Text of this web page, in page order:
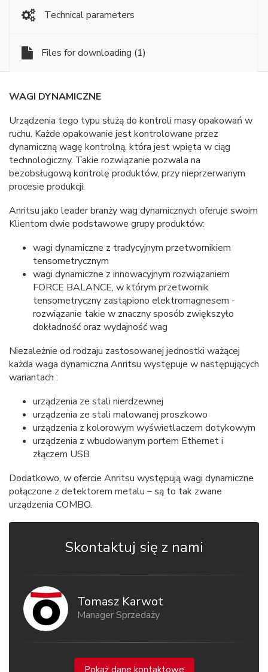
Technical parameters
Files for downloading (1)
WAGI DYNAMICZNE
Urządzenia tego typu służą do kontroli masy opakowań w
ruchu. Każde opakowanie jest kontrolowane przez
dynamiczną wagę kontrolną, która jest wpięta w ciąg
technologiczny. Takie rozwiązanie pozwala na
bezobsługową kontrolę produktów, przy nieprzerwanym
procesie produkcji.
Anritsu jako leader branży wag dynamicznych oferuje swoim
Klientom dwie podstawowe grupy produktów:
wagi dynamiczne z tradycyjnym przetwornikiem
tensometrycznym
wagi dynamiczne z innowacyjnym rozwiązaniem
FORCE BALANCE, w którym przetwornik
tensometryczny zastąpiono elektromagnesem -
rozwiązanie takie w znaczny sposób zwiększyło
dokładność oraz wydajność wag
Niezależnie od rodzaju zastosowanej jednostki ważącej
każda waga dynamiczna Anritsu występuje w następujących
wariantach :
urządzenia ze stali nierdzewnej
urządzenia ze stali malowanej proszkowo
urządzenia z kolorowym wyświetlaczem dotykowym
urządzenia z wbudowanym portem Ethernet i
złączem USB
Dodatkowo, w ofercie Anritsu występują wagi dynamiczne
połączone z detektorem metalu – są to tak zwane
urządzenia COMBO.
Skontaktuj się z nami
Tomasz Karwot
Manager Sprzedaży